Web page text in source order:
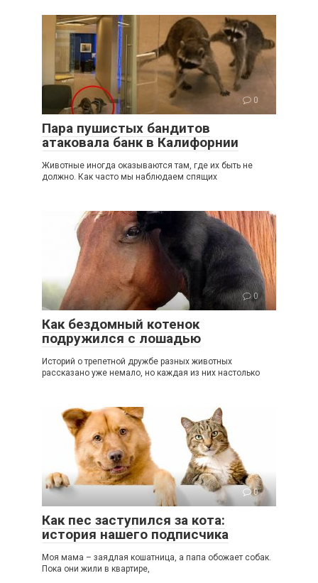
0
Пара пушистых бандитов
атаковала банк в Калифорнии
Животные иногда оказываются там, где их быть не
должно. Как часто мы наблюдаем спящих
0
Как бездомный котенок
подружился с лошадью
Историй о трепетной дружбе разных животных
рассказано уже немало, но каждая из них настолько
0
Как пес заступился за кота:
история нашего подписчика
Моя мама – заядлая кошатница, а папа обожает собак.
Пока они жили в квартире,